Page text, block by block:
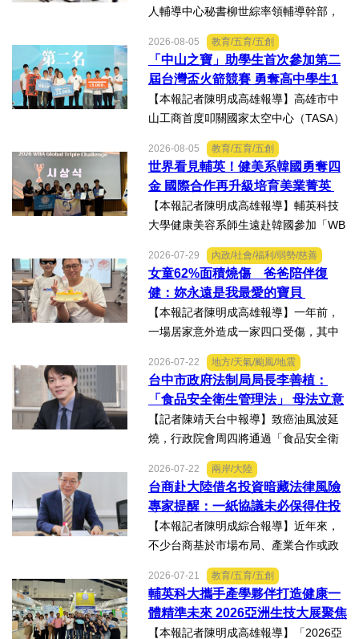
人輔導中心秘書柳世綜率領輔導幹部，
協力苗栗縣政府聯合徵集場開設及徵購
徵用作業演練。【記者陳明成台中報
導】為驗證全民防衛動員機制，苗栗市
後備軍人輔導中心配合第五...
2026-08-05 教育/五育/五創
「中山之寶」助學生首次參加第二
屆台灣盃火箭競賽 勇奪高中學生1
K組亞軍
【本報記者陳明成高雄報導】高雄市中
山工商首度叩關國家太空中心（TASA）
主辦的「2026第二屆台灣盃火箭競賽，
一路過關斬將，順利完成火箭發射，並
將全箭完整回收，勇奪高中學生1K組亞
軍，表現亮眼。陳國清...
2026-08-05 教育/五育/五創
世界看見輔英！健美系韓國勇奪四
金 國際合作再升級培育美業菁英
【本報記者陳明成高雄報導】輔英科技
大學健康美容系師生遠赴韓國參加「WB
AA第25屆世界美容藝術與設計國際大
賽」及「2026WBAGlobalTripleChallen
ge全球美學現場賽」，展現紮實專業實
力，師生聯手勇奪四金、...
2026-07-29 內政/社會/福利/弱勢/慈善
女童62%面積燒傷 爸爸陪伴復
健：妳永遠是我最愛的寶貝
【本報記者陳明成高雄報導】一年前，
一場居家意外造成一家四口受傷，其中
當時年僅四歲的女兒芸芸全身62%面積
燒傷，在加護病房搶救超過兩個月，並
歷經在陽光基金會近一年的漫長復復健
及陪伴下，芸芸將於八月重返...
2026-07-22 地方/天氣/颱風/地震
台中市政府法制局局長李善植：
「食品安全衛生管理法」 母法立意
良善但子法標準過於寬鬆、處罰欠
缺嚇阻力、第一線缺乏足夠的人力
【記者陳靖天台中報導】致癌油風波延
燒，行政院會周四將通過「食品安全衛
生管理法」修法。行政院長卓榮泰20日
說明十大修法重點，其中增訂地方主管
機關風險導向查核機制、強化業者異常
通報責任及加重通報不實處...
2026-07-22 兩岸/大陸
台商赴大陸借名投資暗藏法律風險
專家提醒：一紙協議未必保得住投
資權益
【本報記者陳明成綜合報導】近年來，
不少台商基於市場布局、產業合作或政
策因素，選擇透過隱名投資方式中國大
陸。然而，看似便利的投資模式，卻可
能隱藏股權歸屬、投資收益、經營控制
權及法律責任等風險，一旦...
2026-07-21 教育/五育/五創
輔英科大攜手產學夥伴打造健康一
體精準未來 2026亞洲生技大展聚焦
精準健康創新實力
【本報記者陳明成高雄報導】「2026亞